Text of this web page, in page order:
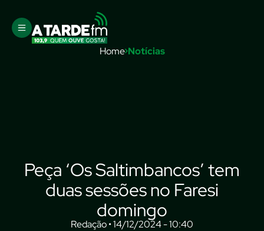
Home Notícias
Peça ‘Os Saltimbancos’ tem
duas sessões no Faresi
domingo
Redação • 14/12/2024 - 10:40